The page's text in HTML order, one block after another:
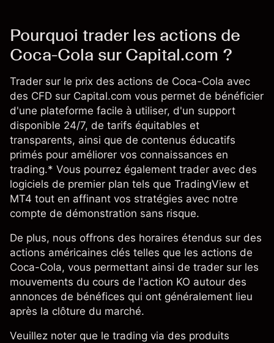
Pourquoi trader les actions de
Coca-Cola sur Capital.com ?
Trader sur le prix des actions de Coca-Cola avec
des CFD sur Capital.com vous permet de bénéficier
d'une plateforme facile à utiliser, d'un support
disponible 24/7, de tarifs équitables et
transparents, ainsi que de contenus éducatifs
primés pour améliorer vos connaissances en
trading.* Vous pourrez également trader avec des
logiciels de premier plan tels que TradingView et
MT4 tout en affinant vos stratégies avec notre
compte de démonstration sans risque.
De plus, nous offrons des horaires étendus sur des
actions américaines clés telles que les actions de
Coca-Cola, vous permettant ainsi de trader sur les
mouvements du cours de l'action KO autour des
annonces de bénéfices qui ont généralement lieu
après la clôture du marché.
Veuillez noter que le trading via des produits